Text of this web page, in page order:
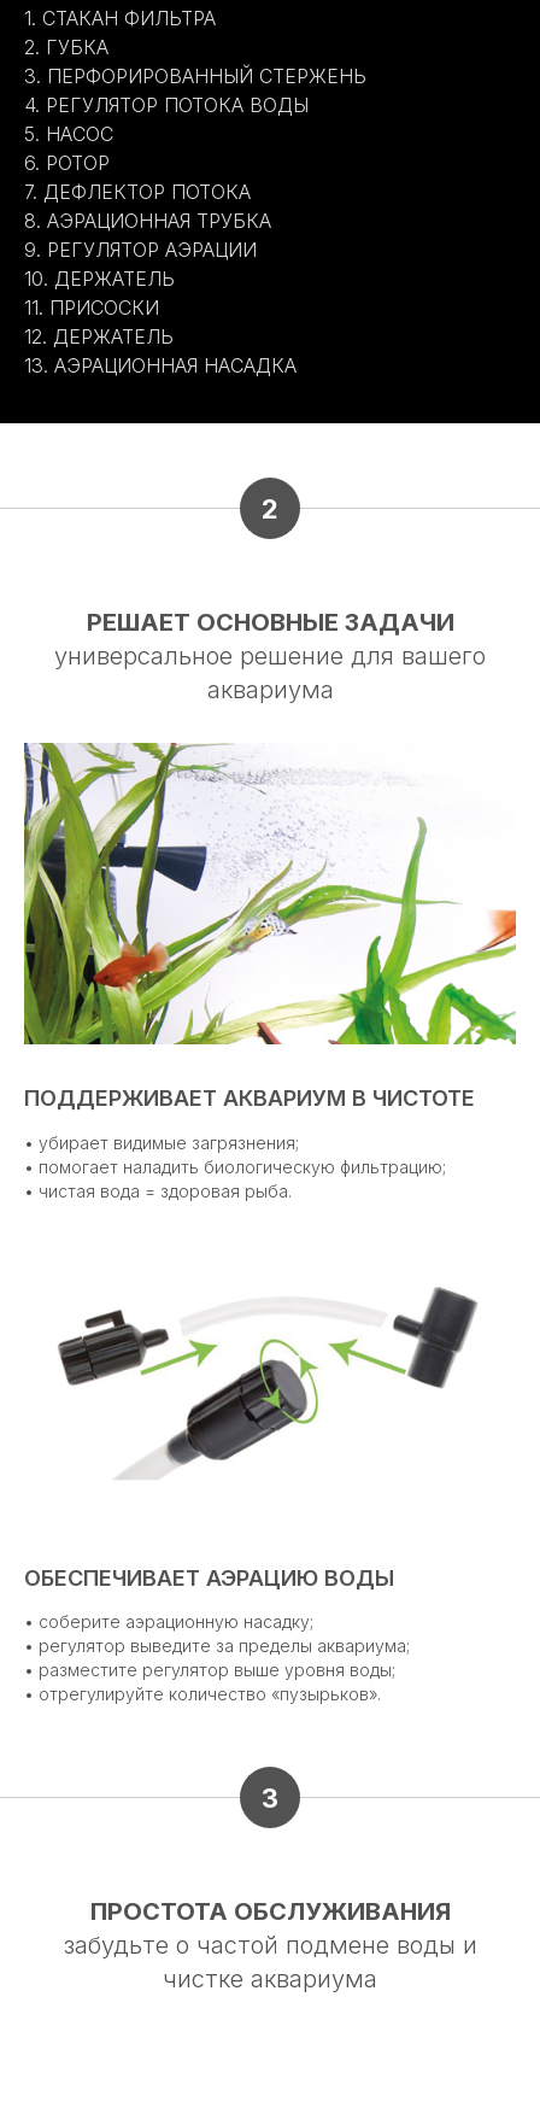
1. СТАКАН ФИЛЬТРА
2. ГУБКА
3. ПЕРФОРИРОВАННЫЙ СТЕРЖЕНЬ
4. РЕГУЛЯТОР ПОТОКА ВОДЫ
5. НАСОС
6. РОТОР
7. ДЕФЛЕКТОР ПОТОКА
8. АЭРАЦИОННАЯ ТРУБКА
9. РЕГУЛЯТОР АЭРАЦИИ
10. ДЕРЖАТЕЛЬ
11. ПРИСОСКИ
12. ДЕРЖАТЕЛЬ
13. АЭРАЦИОННАЯ НАСАДКА
2
РЕШАЕТ ОСНОВНЫЕ ЗАДАЧИ
универсальное решение для вашего
аквариума
ПОДДЕРЖИВАЕТ АКВАРИУМ В ЧИСТОТЕ
• убирает видимые загрязнения;
• помогает наладить биологическую фильтрацию;
• чистая вода = здоровая рыба.
ОБЕСПЕЧИВАЕТ АЭРАЦИЮ ВОДЫ
• соберите аэрационную насадку;
• регулятор выведите за пределы аквариума;
• разместите регулятор выше уровня воды;
• отрегулируйте количество «пузырьков».
3
ПРОСТОТА ОБСЛУЖИВАНИЯ
забудьте о частой подмене воды и
чистке аквариума